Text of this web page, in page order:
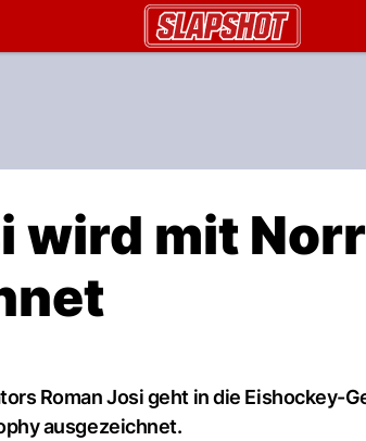
slapshot.NAU.ch
wird mit
Roman Josi geht in die Eishockey-
ausgezeichnet.